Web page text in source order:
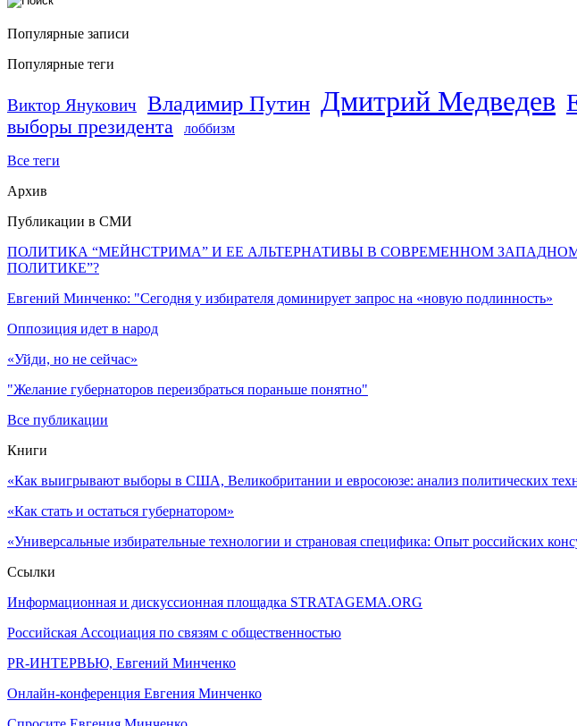
Популярные записи
Популярные теги
Виктор Янукович Владимир Путин Дмитрий Медведев
выборы президента лоббизм
Все теги
Архив
Публикации в СМИ
ПОЛИТИКА “МЕЙНСТРИМА” И ЕЕ АЛЬТЕРНАТИВЫ В СОВРЕМЕННОМ
ПОЛИТИКЕ”?
Евгений Минченко: "Сегодня у избирателя доминирует запрос на «новую подлинность»
Оппозиция идет в народ
«Уйди, но не сейчас»
"Желание губернаторов переизбраться пораньше понятно"
Все публикации
Книги
«Как выигрывают выборы в США, Великобритании и евросоюзе: анализ политических
«Как стать и остаться губернатором»
«Универсальные избирательные технологии и страновая специфика: Опыт российских
Ссылки
Информационная и дискуссионная площадка STRATAGEMA.ORG
Российская Ассоциация по связям с общественностью
PR-ИНТЕРВЬЮ, Евгений Минченко
Онлайн-конференция Евгения Минченко